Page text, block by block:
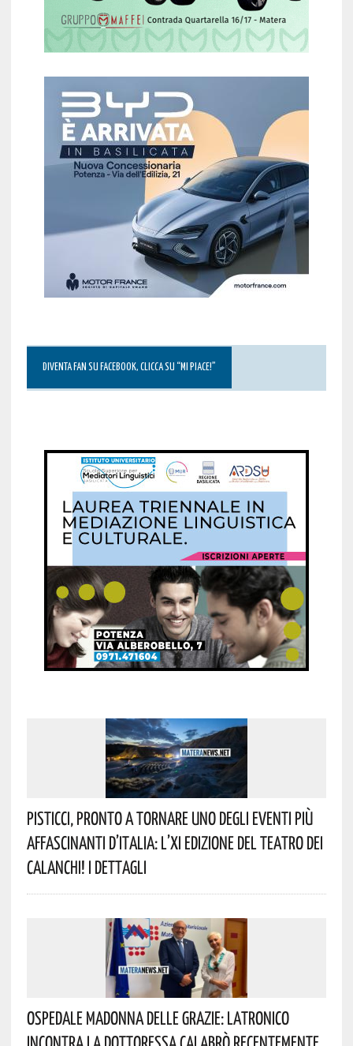
DIVENTA FAN SU FACEBOOK, CLICCA SU “MI PIACE!”
Pisticci, Pronto A Tornare Uno Degli Eventi Più
Affascinanti D’Italia: L’XI Edizione Del Teatro Dei
Calanchi! I Dettagli
Ospedale Madonna Delle Grazie: Latronico